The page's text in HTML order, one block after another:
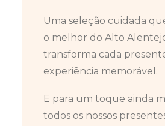
Uma seleção cuidada
o melhor do Alto
transforma cada
experiência memorável.
E para um toque ainda
todos os nossos